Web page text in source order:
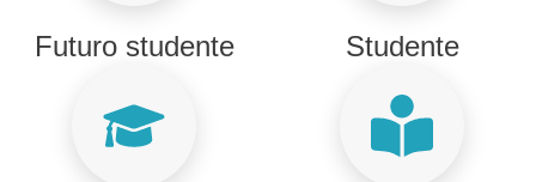
Futuro studente Studente